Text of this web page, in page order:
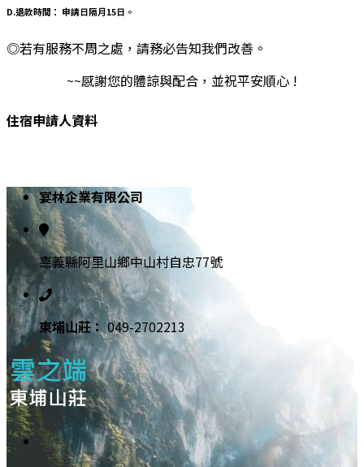
D.退款時間： 申請⽇隔⽉15⽇。
◎若有服務不周之處，請務必告知我們改善。
~~感謝您的體諒與配合，並祝平安順心 !
住宿申請人資料
宴林企業有限公司
嘉義縣阿里山鄉中山村自忠77號
東埔⼭莊：049-2702213